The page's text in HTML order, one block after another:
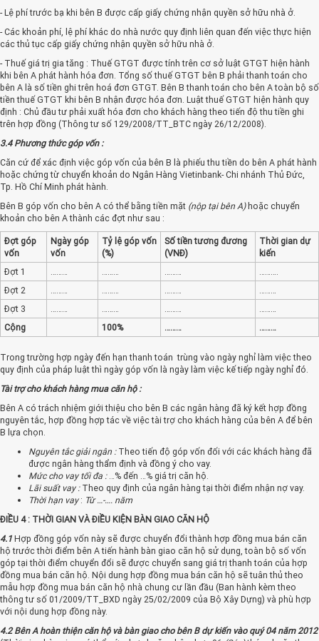
- Lệ phí trước bạ khi bên B được cấp giấy chứng nhận quyền sở hữu nhà ở.
- Các khoản phí, lệ phí khác do nhà nước quy định liên quan đến việc thực hiện
các thủ tục cấp giấy chứng nhận quyền sở hữu nhà ở.
- Thuế giá trị gia tăng : Thuế GTGT được tính trên cơ sở luật GTGT hiện hành
khi bên A phát hành hóa đơn. Tổng số thuế GTGT bên B phải thanh toán cho
bên A là số tiền ghi trên hoá đơn GTGT. Bên B thanh toán cho bên A toàn bộ số
tiền thuế GTGT khi bên B nhận được hóa đơn. Luật thuế GTGT hiện hành quy
định : Chủ đầu tư phải xuất hóa đơn cho khách hàng theo tiến độ thu tiền ghi
trên hợp đồng (Thông tư số 129/2008/TT_BTC ngày 26/12/2008).
3.4 Phương thức góp vốn :
Căn cứ để xác định việc góp vốn của bên B là phiếu thu tiền do bên A phát hành
hoặc chứng từ chuyển khoản do Ngân Hàng Vietinbank- Chi nhánh Thủ Đức,
Tp. Hồ Chí Minh phát hành.
Bên B góp vốn cho bên A có thể bằng tiền mặt (nộp tại bên A) hoặc chuyển
khoản cho bên A thành các đợt như sau :
Đợt góp
vốn
Ngày góp
vốn
Tỷ lệ góp vốn
(%)
Số tiền tương đương
(VNĐ)
Thời gian dự
kiến
Đợt 1
……… ……… ………
……….
Đợt 2
……… ……… ………
………
Đợt 3
……… ……… ………
………
Cộng
100% ……… ………
Trong trường hợp ngày đến hạn thanh toán trùng vào ngày nghỉ làm việc theo
quy định của pháp luật thì ngày góp vốn là ngày làm việc kế tiếp ngày nghỉ đó.
Tài trợ cho khách hàng mua căn hộ :
Bên A có trách nhiệm giới thiệu cho bên B các ngân hàng đã ký kết hợp đồng
nguyên tắc, hợp đồng hợp tác về việc tài trợ cho khách hàng của bên A để bên
B lựa chọn.
Nguyên tắc giải ngân : Theo tiến độ góp vốn đối với các khách hàng đã
được ngân hàng thẩm định và đồng ý cho vay.
Mức cho vay tối đa : …% đến …% giá trị căn hộ.
Lãi suất vay : Theo quy định của ngân hàng tại thời điểm nhận nợ vay.
Thời hạn vay : Từ …-…. năm
ĐIỀU 4 : THỜI GIAN VÀ ĐIỀU KIỆN BÀN GIAO CĂN HỘ
4.1 Hợp đồng góp vốn này sẽ được chuyển đổi thành hợp đồng mua bán căn
hộ trước thời điểm bên A tiến hành bàn giao căn hộ sử dụng, toàn bộ số vốn
góp tại thời điểm chuyển đổi sẽ được chuyển sang giá trị thanh toán của hợp
đồng mua bán căn hộ. Nội dung hợp đồng mua bán căn hộ sẽ tuân thủ theo
mẫu hợp đồng mua bán căn hộ nhà chung cư lần đầu (Ban hành kèm theo
thông tư số 01/2009/TT_BXD ngày 25/02/2009 của Bộ Xây Dựng) và phù hợp
với nội dung hợp đồng này.
4.2 Bên A hoàn thiện căn hộ và bàn giao cho bên B dự kiến vào quý 04 năm 2012